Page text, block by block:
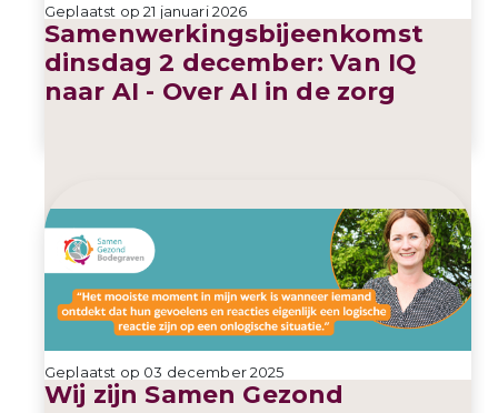
Geplaatst op 21 januari 2026
Samenwerkingsbijeenkomst
dinsdag 2 december: Van IQ
naar AI - Over AI in de zorg
Geplaatst op 03 december 2025
Wij zijn Samen Gezond